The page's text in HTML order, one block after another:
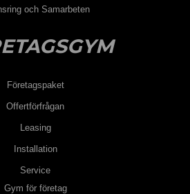
och Samarbeten
Företagspaket
Offertförfrågan
Leasing
Installation
Service
Gym för företag